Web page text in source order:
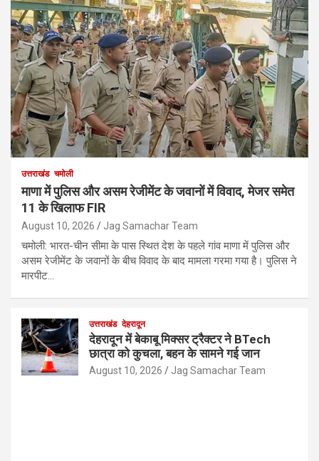
उत्तराखंड चमोली
माणा में पुलिस और असम रेजीमेंट के जवानों में विवाद, मेजर समेत
11 के खिलाफ FIR
August 10, 2026 Jag Samachar Team
चमोली: भारत-चीन सीमा के पास स्थित देश के पहले गांव माणा में पुलिस और
असम रेजीमेंट के जवानों के बीच विवाद के बाद मामला गरमा गया है। पुलिस ने
मारपीट…
उत्तराखंड देहरादून
देहरादून में बेकाबू मिक्सर ट्रैक्टर ने BTech
छात्रा को कुचला, बहन के सामने गई जान
August 10, 2026 Jag Samachar Team